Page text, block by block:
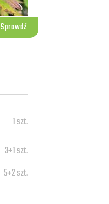
Sprawdź
1 szt.
3+1 szt.
5+2 szt.